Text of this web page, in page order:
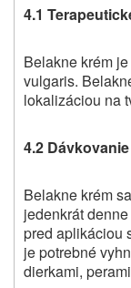
4.1
Belakne krém
vulgaris.
lokalizáciou na
4.2
Belakne krém
jedenkrát
pred aplikáciou
je potrebné
dierkami,